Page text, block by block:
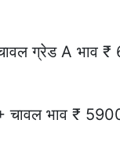
ग्रेड A भाव
चावल भाव ₹